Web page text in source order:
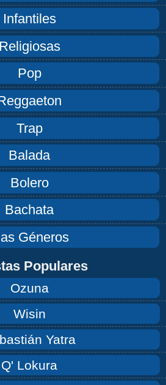
Infantiles
Religiosas
Pop
Trap
Balada
Bolero
Bachata
Géneros
Populares
Ozuna
Wisin
Yatra
Q' Lokura